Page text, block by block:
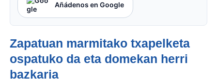
Añádenos en Google
Zapatuan marmitako txapelketa
ospatuko da eta domekan herri
bazkaria